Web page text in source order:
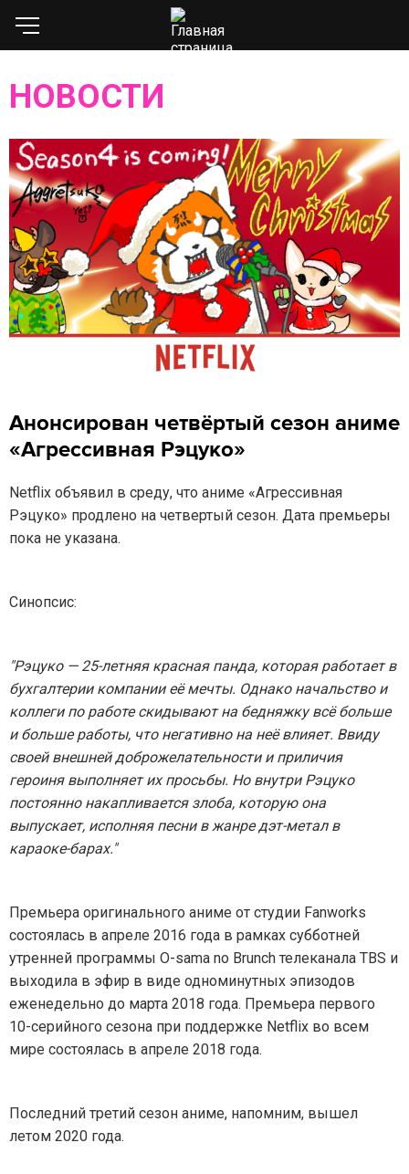
НОВОСТИ
Анонсирован четвёртый сезон аниме
«Агрессивная Рэцуко»
Netflix объявил в среду, что аниме «Агрессивная
Рэцуко» продлено на четвертый сезон. Дата премьеры
пока не указана.
Синопсис:
"Рэцуко — 25-летняя красная панда, которая работает в
бухгалтерии компании её мечты. Однако начальство и
коллеги по работе скидывают на бедняжку всё больше
и больше работы, что негативно на неё влияет. Ввиду
своей внешней доброжелательности и приличия
героиня выполняет их просьбы. Но внутри Рэцуко
постоянно накапливается злоба, которую она
выпускает, исполняя песни в жанре дэт-метал в
караоке-барах."
Премьера оригинального аниме от студии Fanworks
состоялась в апреле 2016 года в рамках субботней
утренней программы О-sama no Brunch телеканала TBS и
выходила в эфир в виде одноминутных эпизодов
еженедельно до марта 2018 года. Премьера первого
10-серийного сезона при поддержке Netflix во всем
мире состоялась в апреле 2018 года.
Последний третий сезон аниме, напомним, вышел
летом 2020 года.